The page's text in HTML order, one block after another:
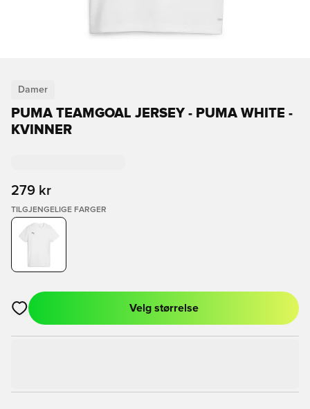
Damer
PUMA TEAMGOAL JERSEY - PUMA WHITE -
KVINNER
279 kr
TILGJENGELIGE FARGER
Åpner en Modal for å logge inn eller registrere deg som
Velg størrelse